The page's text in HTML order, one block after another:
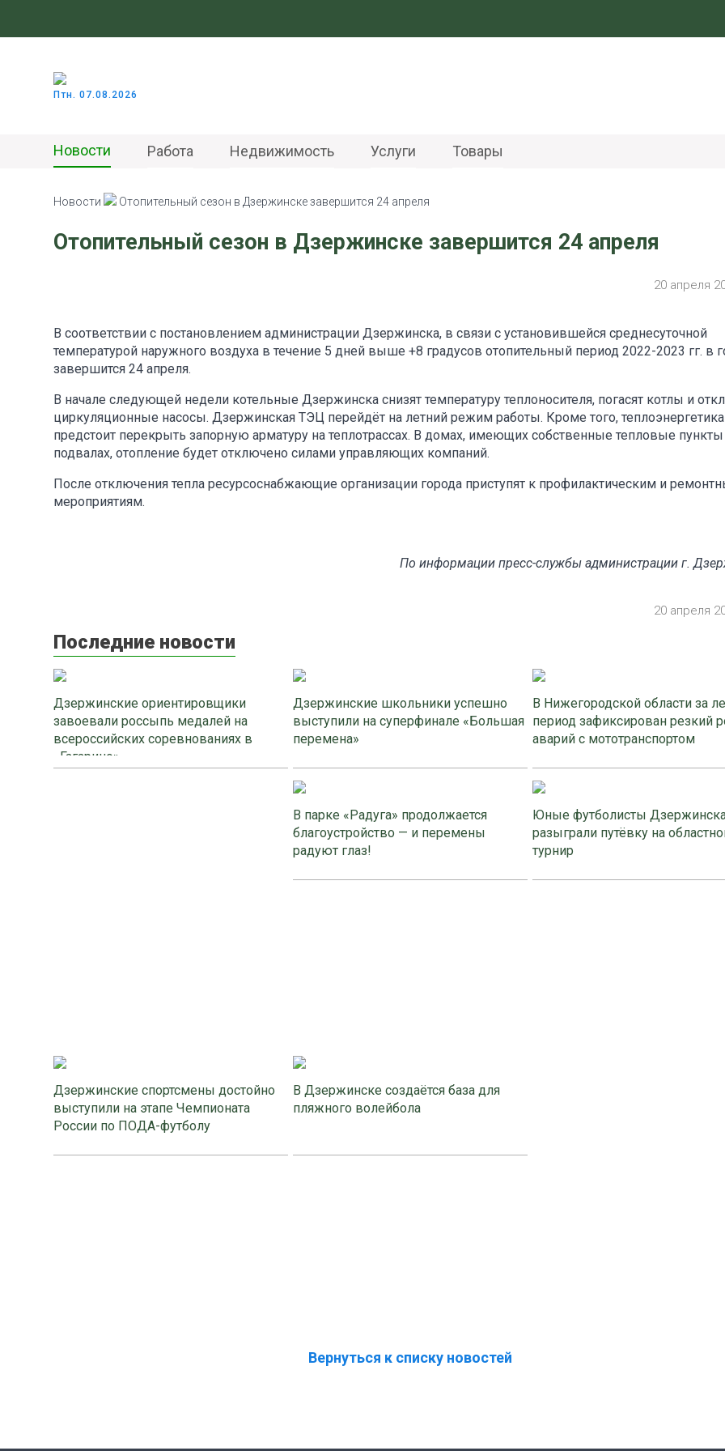
Птн. 07.08.2026
Новости Работа Недвижимость Услуги Товары
Новости Отопительный сезон в Дзержинске завершится 24 апреля
Отопительный сезон в Дзержинске завершится 24 апреля
20 апреля
В соответствии с постановлением администрации Дзержинска, в связи с установившейся среднесуточной
температурой наружного воздуха в течение 5 дней выше +8 градусов отопительный период 2022-2023 гг. в
завершится 24 апреля.
В начале следующей недели котельные Дзержинска снизят температуру теплоносителя, погасят котлы и
циркуляционные насосы. Дзержинская ТЭЦ перейдёт на летний режим работы. Кроме того,
предстоит перекрыть запорную арматуру на теплотрассах. В домах, имеющих собственные тепловые
подвалах, отопление будет отключено силами управляющих компаний.
После отключения тепла ресурсоснабжающие организации города приступят к профилактическим и
мероприятиям.
По информации пресс-службы администрации г.
20 апреля
Последние новости
Дзержинские ориентировщики
завоевали россыпь медалей на
всероссийских соревнованиях в
«Гагарино»
Дзержинские школьники успешно
выступили на суперфинале «Большая
перемена»
В Нижегородской области за
период зафиксирован резкий
аварий с мототранспортом
В парке «Радуга» продолжается
благоустройство — и перемены
радуют глаз!
Юные футболисты
разыграли путёвку на
турнир
Дзержинские спортсмены достойно
выступили на этапе Чемпионата
России по ПОДА-футболу
В Дзержинске создаётся база для
пляжного волейбола
Вернуться к списку новостей